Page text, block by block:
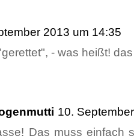
2013 um 14:35
- was heißt!
10.
Das muss einfach